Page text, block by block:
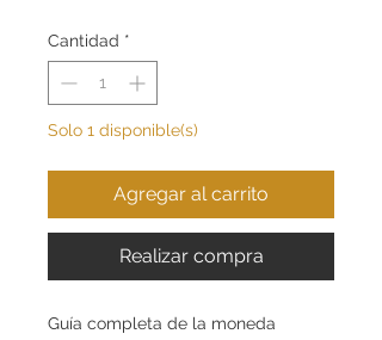
Cantidad *
Solo 1 disponible(s)
Agregar al carrito
Realizar compra
Guía completa de la moneda